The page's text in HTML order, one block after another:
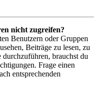
nicht zugreifen?
Benutzern oder Gruppen
Beiträge zu lesen, zu
durchzuführen, brauchst du
Frage einen
entsprechenden